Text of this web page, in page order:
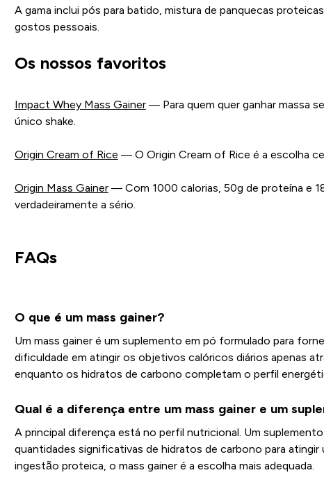
A gama inclui pós para batido, mistura de panquecas
gostos pessoais.
Os nossos favoritos
Impact Whey Mass Gainer— Para quem quer ganhar massa
único shake.
Origin Cream of Rice — O Origin Cream of Rice é a escolha
Origin Mass Gainer— Com 1000 calorias, 50g de proteína e
verdadeiramente a sério.
FAQs
O que é um mass gainer?
Um mass gainer é um suplemento em pó formulado para
dificuldade em atingir os objetivos calóricos diários apenas
enquanto os hidratos de carbono completam o perfil
Qual é a diferença entre um mass gainer e um
A principal diferença está no perfil nutricional. Um
quantidades significativas de hidratos de carbono para
ingestão proteica, o mass gainer é a escolha mais adequada.